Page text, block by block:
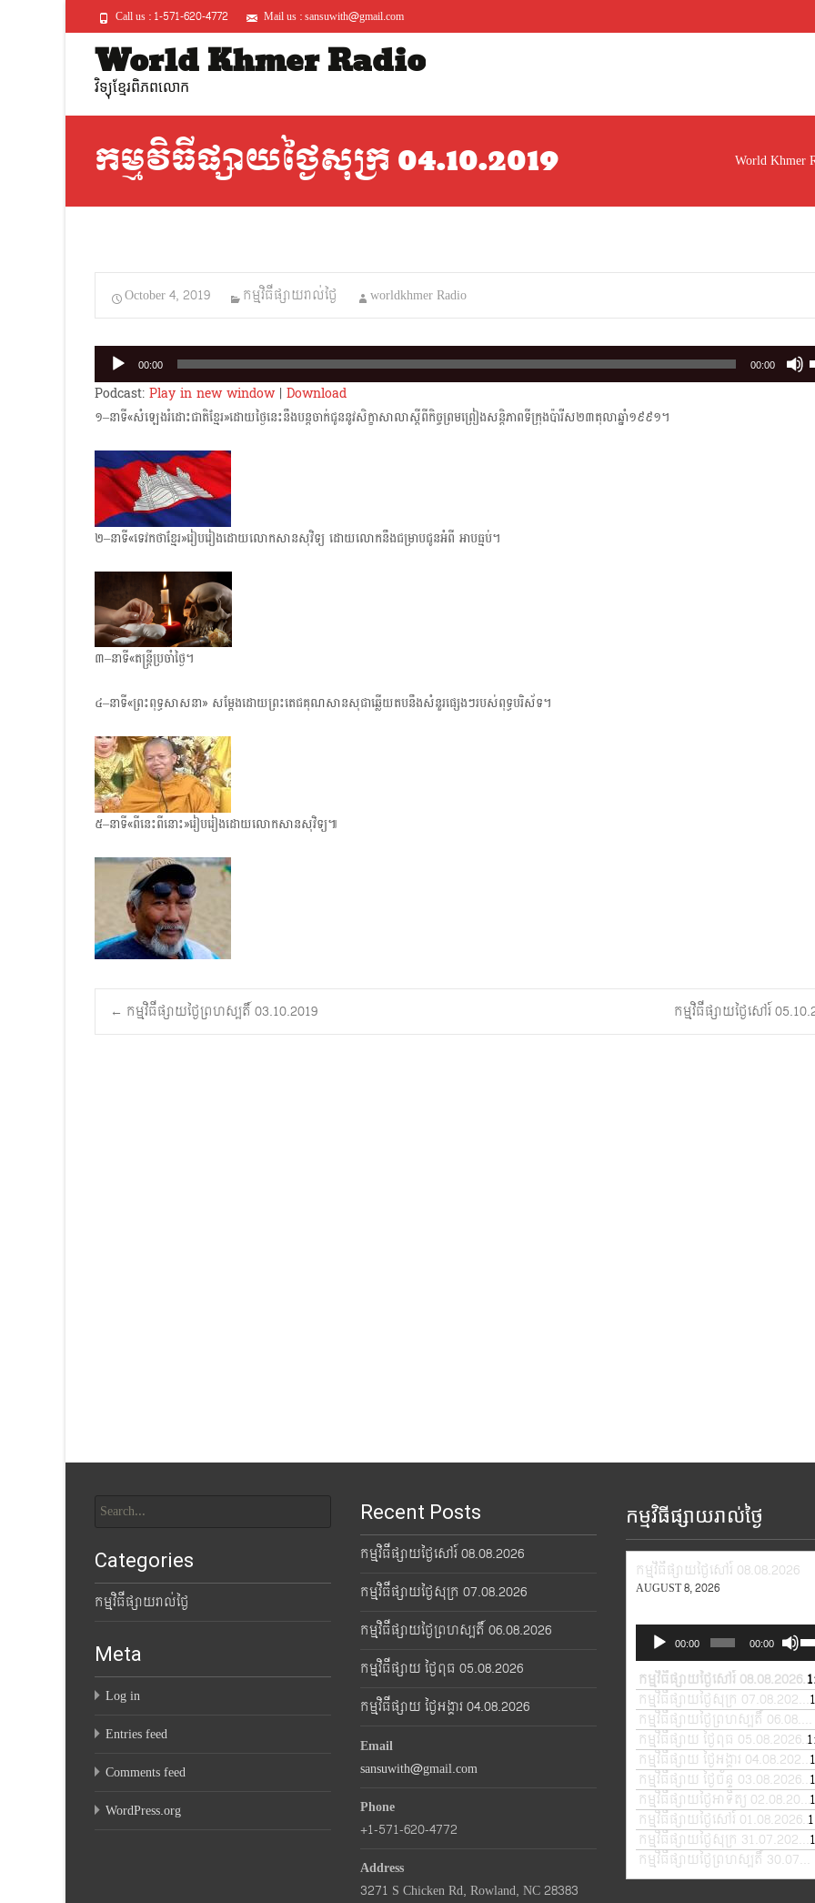
Call us : 1-571-620-4772 Mail us : sansuwith@gmail.com
World Khmer Radio
វិទ្យុខ្មែរពិភពលោក
កម្មវិធីផ្សាយថ្ងៃសុក្រ 04.10.2019 World Khmer
October 4, 2019 កម្មវិធីផ្សាយរាល់ថ្ងៃ worldkhmer Radio
Audio
Player
00:00 00:00
Podcast: Play in new window| Download
១–នាទី«សំឡេងរំដោះជាតិខ្មែរ»ដោយថ្ងៃនេះនឹងបន្តចាក់ជូននូវសិក្ខាសាលាស្តីពីកិច្ចព្រមព្រៀង​សន្តិភាព​ទីក្រុងប៉ារីស២៣តុលាឆ្នាំ១៩៩១។
២–នាទី«ទេវកថាខ្មែរ»រៀបរៀងដោយលោកសានសុវិទ្យ ដោយលោកនឹងជម្រាបជូនអំពី អាបធ្មប់។
៣–នាទី«តន្ត្រីប្រចាំថ្ងៃ។
៤–នាទី«ព្រះពុទ្ធសាសនា» សម្តែងដោយព្រះតេជគុណសានសុជាឆ្លើយតបនឹងសំនួរផ្សេងៗ​របស់ពុទ្ធបរិស័ទ។
៥–នាទី«ពីនេះពីនោះ»រៀបរៀងដោយលោកសានសុវិទ្យ៕
Post
← កម្មវិធីផ្សាយថ្ងៃព្រហស្បតិ៍ 03.10.2019 កម្មវិធីផ្សាយថ្ងៃសៅរ៍
for:
Recent Posts
កម្មវិធីផ្សាយថ្ងៃសៅរ៍ 08.08.2026
កម្មវិធីផ្សាយថ្ងៃសុក្រ 07.08.2026
កម្មវិធីផ្សាយថ្ងៃព្រហស្បតិ៍ 06.08.2026
កម្មវិធីផ្សាយ ថ្ងៃពុធ 05.08.2026
កម្មវិធីផ្សាយ ថ្ងៃអង្គារ 04.08.2026
កម្មវិធីផ្សាយរាល់ថ្ងៃ
កម្មវិធីផ្សាយថ្ងៃសៅរ៍ 08.08.2026
AUGUST 8, 2026
Audio
Player
00:00 00:00
to
or
កម្មវិធីផ្សាយថ្ងៃសៅរ៍ 08.08.2026
កម្មវិធីផ្សាយថ្ងៃសុក្រ 07.08.2026
កម្មវិធីផ្សាយថ្ងៃព្រហស្បតិ៍ 06.08.2026
កម្មវិធីផ្សាយ ថ្ងៃពុធ 05.08.2026
កម្មវិធីផ្សាយ ថ្ងៃអង្គារ 04.08.2026
កម្មវិធីផ្សាយ ថ្ងៃច័ន្ទ 03.08.2026
កម្មវិធីផ្សាយថ្ងៃអាទិត្យ 02.08.2026
កម្មវិធីផ្សាយថ្ងៃសៅរ៍ 01.08.2026
កម្មវិធីផ្សាយថ្ងៃសុក្រ 31.07.2026
កម្មវិធីផ្សាយថ្ងៃព្រហស្បតិ៍ 30.07.2026
Categories
កម្មវិធីផ្សាយរាល់ថ្ងៃ
Meta
Log in
Entries feed
Comments feed
WordPress.org
Email
sansuwith@gmail.com
Phone
+1-571-620-4772
Address
3271 S Chicken Rd, Rowland, NC 28383